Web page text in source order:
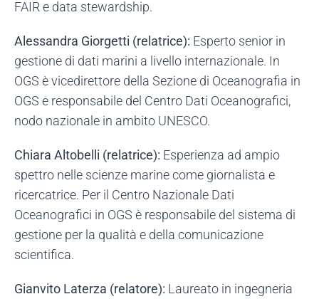
FAIR e data stewardship.
Alessandra Giorgetti (relatrice): Esperto senior in
gestione di dati marini a livello internazionale. In
OGS è vicedirettore della Sezione di Oceanografia in
OGS e responsabile del Centro Dati Oceanografici,
nodo nazionale in ambito UNESCO.
Chiara Altobelli (relatrice): Esperienza ad ampio
spettro nelle scienze marine come giornalista e
ricercatrice. Per il Centro Nazionale Dati
Oceanografici in OGS è responsabile del sistema di
gestione per la qualità e della comunicazione
scientifica.
Gianvito Laterza (relatore): Laureato in ingegneria